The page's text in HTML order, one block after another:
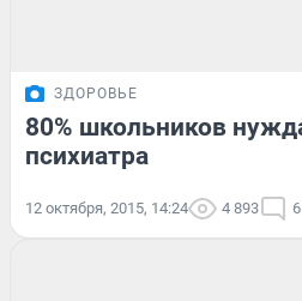
ЗДОРОВЬЕ
80% школьников
психиатра
12 октября, 2015, 14:24 4 893 6